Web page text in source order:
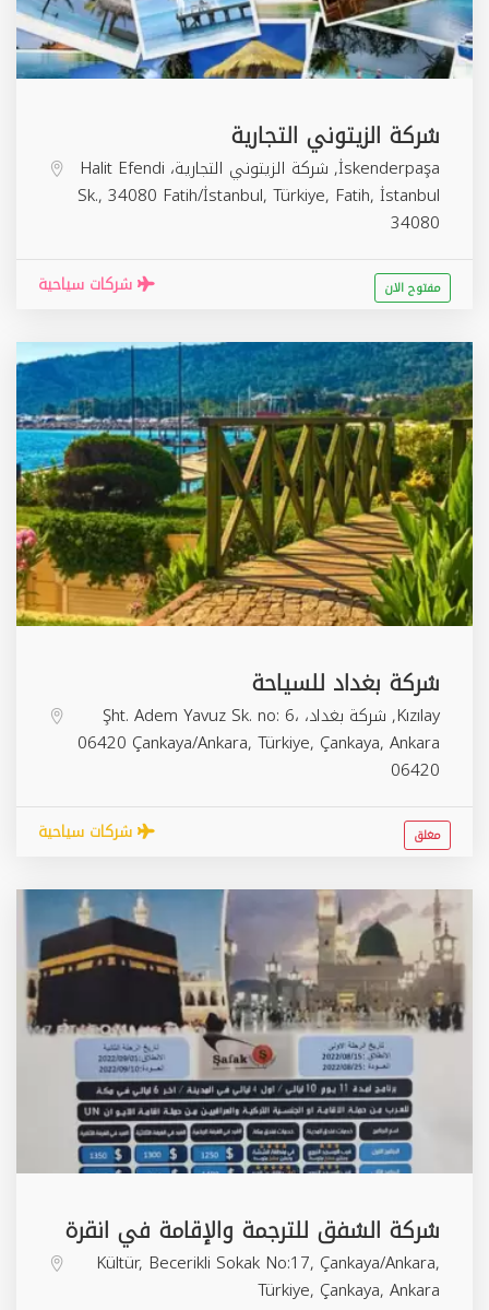
شركة الزيتوني التجارية
İskenderpaşa, شركة الزيتوني التجارية، Halit Efendi
Sk., 34080 Fatih/İstanbul, Türkiye, Fatih, İstanbul
34080
شركات سياحية مفتوح الان
شركة بغداد للسياحة
Kızılay, شركة بغداد، Şht. Adem Yavuz Sk. no: 6،
06420 Çankaya/Ankara, Türkiye, Çankaya, Ankara
06420
شركات سياحية مغلق
شركة الشفق للترجمة والإقامة في انقرة
Kültür, Becerikli Sokak No:17, Çankaya/Ankara,
Türkiye, Çankaya, Ankara